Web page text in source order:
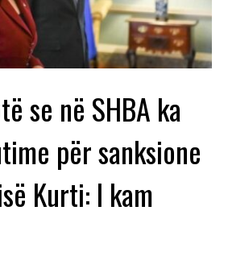
se në SHBA ka
për sanksione
Kurti: I kam